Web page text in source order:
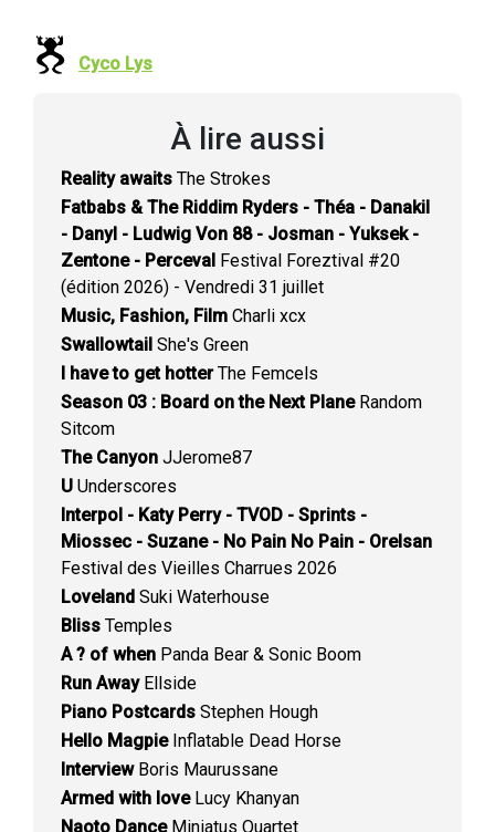
Cyco Lys
À lire aussi
Reality awaits The Strokes
Fatbabs & The Riddim Ryders - Théa - Danakil
- Danyl - Ludwig Von 88 - Josman - Yuksek -
Zentone - Perceval Festival Foreztival #20
(édition 2026) - Vendredi 31 juillet
Music, Fashion, Film Charli xcx
Swallowtail She's Green
I have to get hotterThe Femcels
Season 03 : Board on the Next PlaneRandom
Sitcom
The Canyon JJerome87
U Underscores
Interpol - Katy Perry - TVOD - Sprints -
Miossec - Suzane - No Pain No Pain - Orelsan
Festival des Vieilles Charrues 2026
Loveland Suki Waterhouse
Bliss Temples
A ? of when Panda Bear & Sonic Boom
Run AwayEllside
Piano Postcards Stephen Hough
Hello MagpieInflatable Dead Horse
InterviewBoris Maurussane
Armed with loveLucy Khanyan
Naoto DanceMiniatus Quartet